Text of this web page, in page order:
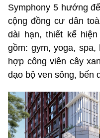
Symphony 5 hướng
cộng đồng cư dân
dài hạn, thiết kế
gồm: gym, yoga,
hợp công viên cây
dạo bộ ven sông,